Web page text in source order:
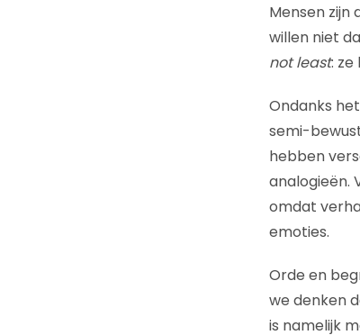
Mensen zijn
willen niet
not least: ze
Ondanks
semi-
hebben
analogieën.
omdat
emoties.
Orde en
we denken
is namelijk